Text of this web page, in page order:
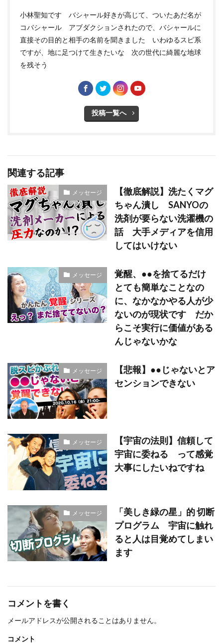
小林聖知です バシャール好きが高じて、ついたあだ名が
コバシャール アブダクションされたので、バシャールに
直接その目的と相手の名前を聞きました いわゆるスピ系
ですが、地に足つけて生きたいな 次の世代に綺麗な地球
を残そう
投稿一覧へ
関連する記事
メッセージ
【徹底解説】洗たくマグ
ちゃん潰し SANYOの
洗剤が要らない洗濯機の
話 大手メディアを信用
してはいけない
メッセージ
覚醒、●●を捨てるだけ
とても簡単なことなの
に、なかなかやる人が少
ないのが現状です だか
らこそ実行に価値がある
んじゃないかな
メッセージ
【悲報】●●じゃないとア
センションできない
メッセージ
【宇宙の法則】信頼して
宇宙に委ねる って感覚
大事にしたいねですね
メッセージ
「美しき緑の星」的 切断
プログラム 宇宙に触れ
ると人は目覚めてしまい
ます
コメントを書く
メールアドレスが公開されることはありません。
コメント